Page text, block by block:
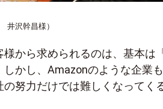
沢幹昌様）
から求められるのは、基本は
しかし、Amazonのような企業
の努力だけでは難しくなってく